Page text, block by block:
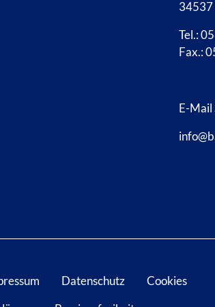
34537
Tel.:
Fax.:
E-
Datenschutz
Cookies